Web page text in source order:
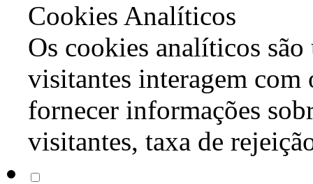
Cookies Analíticos
Os cookies analíticos são
visitantes interagem com
fornecer informações
visitantes, taxa de